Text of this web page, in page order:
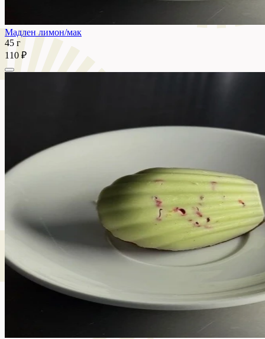
Мадлен лимон/мак
45 г
110 ₽